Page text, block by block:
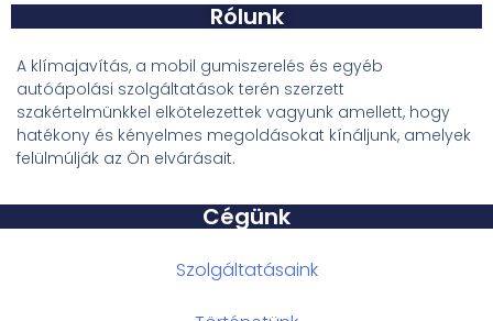
Rólunk
A klímajavítás, a mobil gumiszerelés és egyéb
autóápolási szolgáltatások terén szerzett
szakértelmünkkel elkötelezettek vagyunk amellett, hogy
hatékony és kényelmes megoldásokat kínáljunk, amelyek
felülmúlják az Ön elvárásait.
Cégünk
Szolgáltatásaink